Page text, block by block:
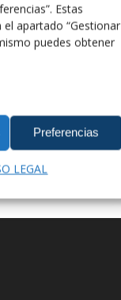
Estas
apartado “Gestionar
puedes obtener
Preferencias
LEGAL